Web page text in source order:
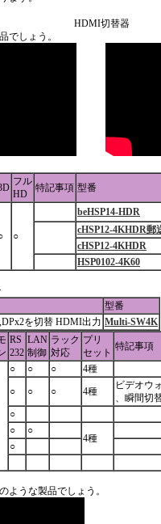
HDMI切替器
でしょう。
フル
HD
特記事項 型番
○
beHSP14-HDR
cHSP12-4KHDR郵
cHSP12-4KHDR
HSP0102-4K60
型番
を切替 HDMI出力 Multi-SW4K
RS
232
LAN
制御
ラック
対応
プリ
セット
特記事項
○ ○ ○ 4種
○ ○ ○ 4種
ビデオウ
、瞬間切
○
○ ○
4種
○
ような製品でしょう。